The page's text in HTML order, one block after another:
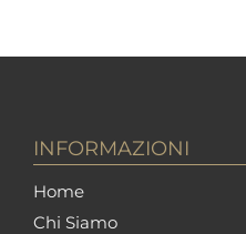
INFORMAZIONI
Home
Chi Siamo